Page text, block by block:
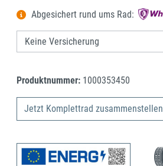
Abgesichert rund ums Rad:
Produktnummer: 1000353450
Jetzt Komplettrad zusammenstellen